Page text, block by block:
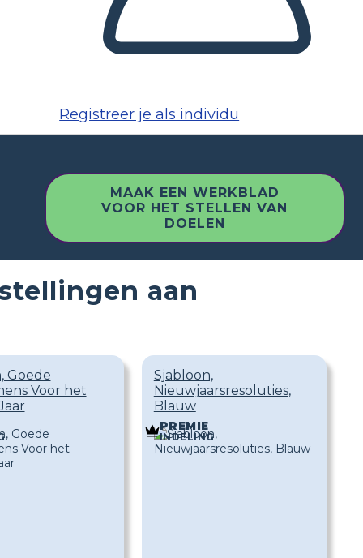
Registreer je als individu
MAAK EEN WERKBLAD
VOOR HET STELLEN VAN
DOELEN
aan
Goede
Voor het
Sjabloon,
Nieuwjaarsresoluties,
Blauw
PREMIE
INDELING